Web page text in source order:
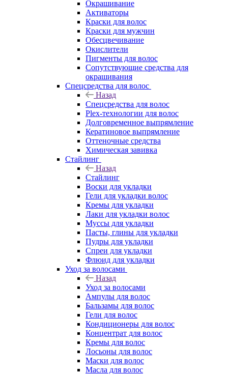
Окрашивание
Активаторы
Краски для волос
Краски для мужчин
Обесцвечивание
Окислители
Пигменты для волос
Сопутствующие средства для
окрашивания
Спецсредства для волос
Назад
Спецсредства для волос
Plex-технологии для волос
Долговременное выпрямление
Кератиновое выпрямление
Оттеночные средства
Химическая завивка
Стайлинг
Назад
Стайлинг
Воски для укладки
Гели для укладки волос
Кремы для укладки
Лаки для укладки волос
Муссы для укладки
Пасты, глины для укладки
Пудры для укладки
Спреи для укладки
Флюид для укладки
Уход за волосами
Назад
Уход за волосами
Ампулы для волос
Бальзамы для волос
Гели для волос
Кондиционеры для волос
Концентрат для волос
Кремы для волос
Лосьоны для волос
Маски для волос
Масла для волос